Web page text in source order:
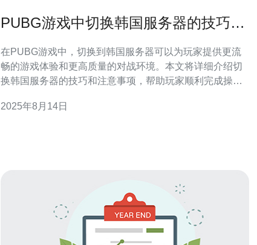
PUBG游戏中切换韩国服务器的技巧与
在PUBG游戏中，切换到韩国服务器可以为玩家提供更流
畅的游戏体验和更高质量的对战环境。本文将详细介绍切
换韩国服务器的技巧和注意事项，帮助玩家顺利完成操
服务器的主要原因之一是其网络延迟较低，能为玩家提供
2025年8月14日